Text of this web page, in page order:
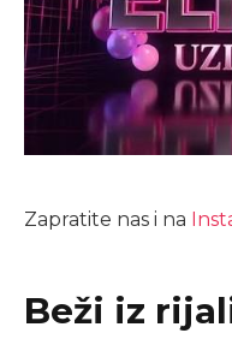
Zapratite nas i na
Beži iz